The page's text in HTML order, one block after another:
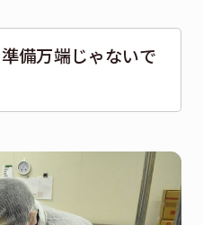
備万端じゃないで